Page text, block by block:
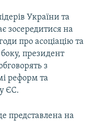
України та
зосередитися на
про асоціацію та
боку, президент
з
реформ та
ЄС.
представлена на